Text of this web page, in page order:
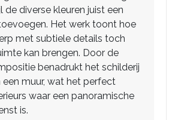
de diverse kleuren juist een
Het werk toont hoe
met subtiele details toch
kan brengen. Door de
benadrukt het schilderij
muur, wat het perfect
waar een panoramische
is.